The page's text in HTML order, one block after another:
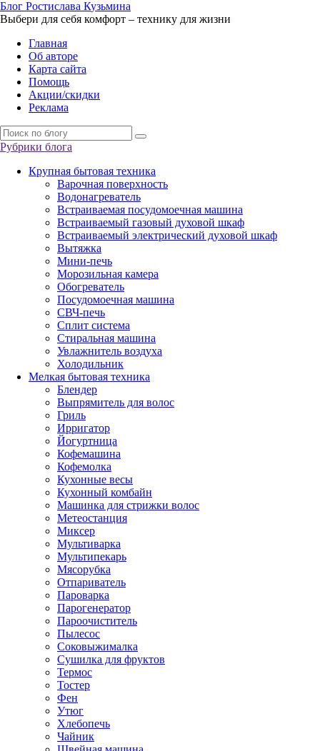
Блог Ростислава Кузьмина
Выбери для себя комфорт – технику для жизни
Главная
Об авторе
Карта сайта
Помощь
Акции/скидки
Реклама
Рубрики блога
Крупная бытовая техника
Варочная поверхность
Водонагреватель
Встраиваемая посудомоечная машина
Встраиваемый газовый духовой шкаф
Встраиваемый электрический духовой шкаф
Вытяжка
Мини-печь
Морозильная камера
Обогреватель
Посудомоечная машина
СВЧ-печь
Сплит система
Стиральная машина
Увлажнитель воздуха
Холодильник
Мелкая бытовая техника
Блендер
Выпрямитель для волос
Гриль
Ирригатор
Йогуртница
Кофемашина
Кофемолка
Кухонные весы
Кухонный комбайн
Машинка для стрижки волос
Метеостанция
Миксер
Мультиварка
Мультипекарь
Мясорубка
Отпариватель
Пароварка
Парогенератор
Пароочиститель
Пылесос
Соковыжималка
Сушилка для фруктов
Термос
Тостер
Фен
Утюг
Хлебопечь
Чайник